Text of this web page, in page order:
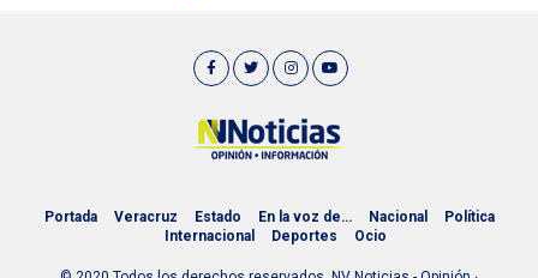
Portada Veracruz Estado En la voz de… Nacional
Política
Internacional
Deportes Ocio